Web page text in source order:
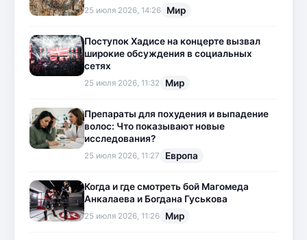
25 июля 2026, 14:26 Мир
Поступок Хадисе на концерте вызвал
широкие обсуждения в социальных
сетях
25 июля 2026, 11:32 Мир
Препараты для похудения и выпадение
волос: Что показывают новые
исследования?
25 июля 2026, 11:27 Европа
Когда и где смотреть бой Магомеда
Анкалаева и Богдана Гуськова
25 июля 2026, 11:26 Мир